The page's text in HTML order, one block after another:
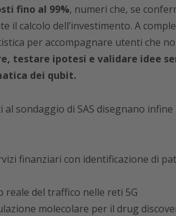
fino al 99%, numeri che, se
il calcolo dell’investimento. A
per accompagnare utenti che
testare ipotesi e validare idee
dei qubit.
sondaggio di SAS disegnano
finanziari con identificazione di
reale del traffico nelle reti 5G
molecolare per il drug